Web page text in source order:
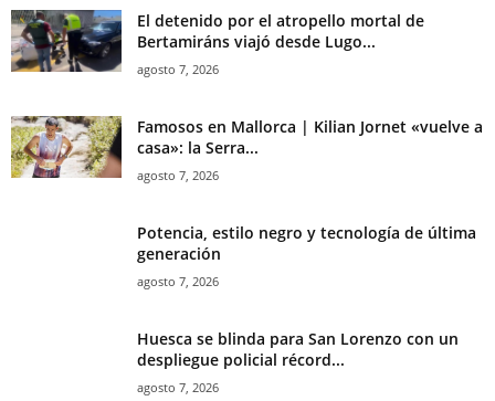
El detenido por el atropello mortal de
Bertamiráns viajó desde Lugo...
agosto 7, 2026
Famosos en Mallorca | Kilian Jornet «vuelve a
casa»: la Serra...
agosto 7, 2026
Potencia, estilo negro y tecnología de última
generación
agosto 7, 2026
Huesca se blinda para San Lorenzo con un
despliegue policial récord...
agosto 7, 2026